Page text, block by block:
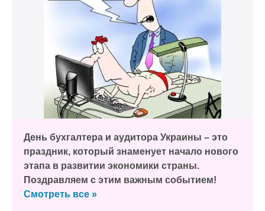
День бухгалтера и аудитора Украины – это
праздник, который знаменует начало нового
этапа в развитии экономики страны.
Поздравляем с этим важным событием!
Смотреть все »